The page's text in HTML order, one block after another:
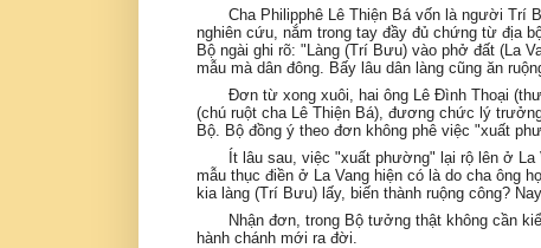
Cha Philipphê Lê Thiện Bá vốn là người Trí
nghiên cứu, nắm trong tay đầy đủ chứng từ địa
Bộ ngài ghi rõ: "Làng (Trí Bưu) vào phở đất (La
mẫu mà dân đông. Bấy lâu dân làng cũng ăn
Đơn từ xong xuôi, hai ông Lê Đình Thoại
(chú ruột cha Lê Thiện Bá), đương chức lý
Bộ.
Bộ đồng ý theo đơn không phê việc "xuất
Ít lâu sau, việc "xuất phường" lại rộ lên ở
mẫu thục điền ở La Vang hiện có là do cha ông
kia làng (Trí Bưu) lấy, biến thành ruộng công?
Nhận đơn, trong Bộ tưởng thật không cần
hành chánh mới ra đời.